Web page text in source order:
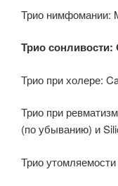
Трио нимфомании:
Трио
Трио при холере:
Трио при
(по убыванию) и
Трио